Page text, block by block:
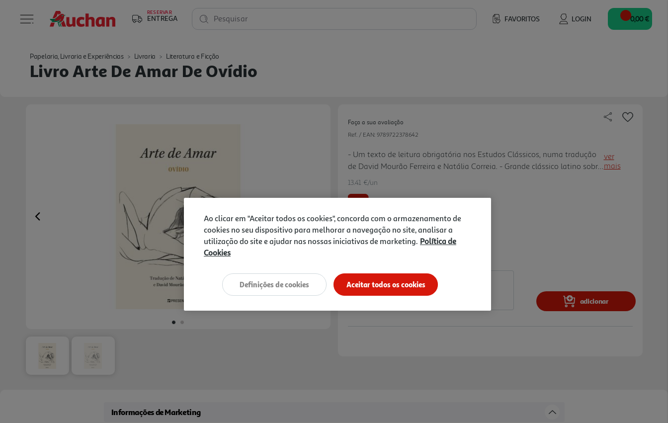
RESERVAR
ENTREGA FAVORITOS LOGIN
Pesquisar 0,00 €
Papelaria, Livraria e Experiências Livraria Literatura e Ficção
Livro Arte De Amar De Ovídio
Previous Next
Faça a sua avaliação
Ref. / EAN: 9789722378642
- Um texto de leitura obrigatória nos Estudos Clássicos, numa tradução
de David Mourão Ferreira e Natália Correia. - Grande clássico latino sobre
a arte de amar. - Essencial para o estudo da história da cultura e dos
ver
mais
13.41 €/un
14,90 €PVP de editor
13,41 €
adicionar
Informações de Marketing
Ao clicar em "Aceitar todos os cookies", concorda com o armazenamento de
cookies no seu dispositivo para melhorar a navegação no site, analisar a
utilização do site e ajudar nas nossas iniciativas de marketing. Política de
Cookies
Aceitar todos os cookies
Definições de cookies